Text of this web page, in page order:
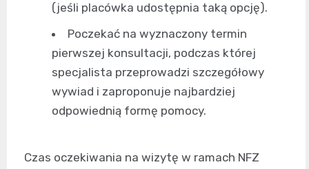
(jeśli placówka udostępnia taką opcję).
Poczekać na wyznaczony termin
pierwszej konsultacji, podczas której
specjalista przeprowadzi szczegółowy
wywiad i zaproponuje najbardziej
odpowiednią formę pomocy.
Czas oczekiwania na wizytę w ramach NFZ